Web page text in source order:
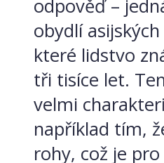
odpověď –
obydlí
které lidstvo
tři tisíce let.
velmi
například tím,
rohy, což je